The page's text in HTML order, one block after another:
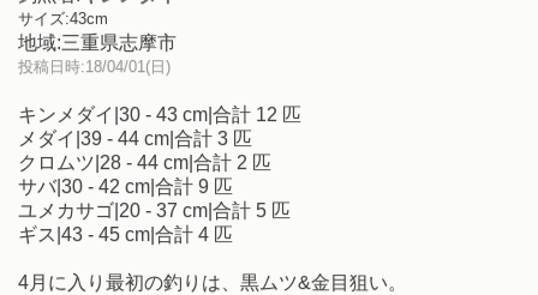
サイズ:43cm
地域:三重県志摩市
投稿日時:18/04/01(日)
キンメダイ|30 - 43 cm|合計 12 匹
メダイ|39 - 44 cm|合計 3 匹
クロムツ|28 - 44 cm|合計 2 匹
サバ|30 - 42 cm|合計 9 匹
ユメカサゴ|20 - 37 cm|合計 5 匹
ギス|43 - 45 cm|合計 4 匹
4月に入り最初の釣りは、黒ムツ&金目狙い。